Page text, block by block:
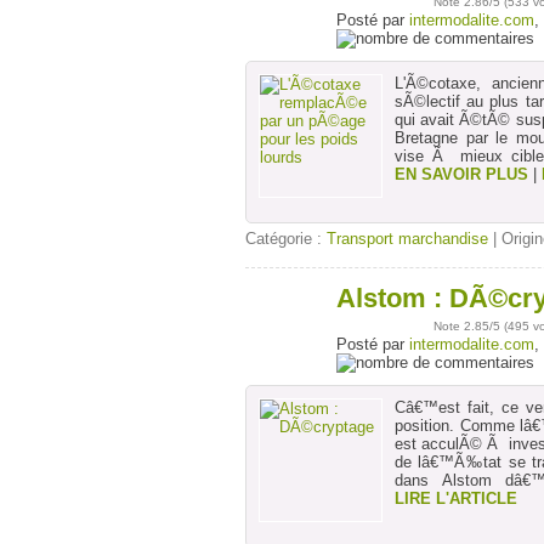
Posté par intermodalite.com,
L'Ã©cotaxe,
sÃ©lectif au plus
qui avait Ã©tÃ©
Bretagne par le
vise Ã mieux
EN SAVOIR PLUS
Catégorie : Transport marchandise |
Alstom :
Note 2.85/5 (495
Posté par intermodalite.com,
Câ€™est fait, ce
position. Comme
est acculÃ© Ã
de lâ€™Ã‰tat se
dans Alstom
LIRE L'ARTICLE